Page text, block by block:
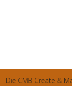
Die CMB Create &